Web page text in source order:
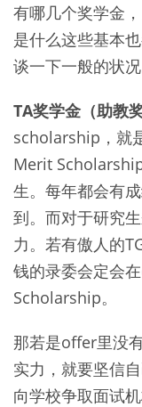
有哪几个奖学金
是什么这些基本
谈一下一般的状况
TA奖学金（助教
scholarship，就
Merit
生。每年都会有
到。而对于研究
力。若有傲人的
钱的录委会定会
Scholarship。
那若是offer里没
实力，就要坚信
向学校争取面试